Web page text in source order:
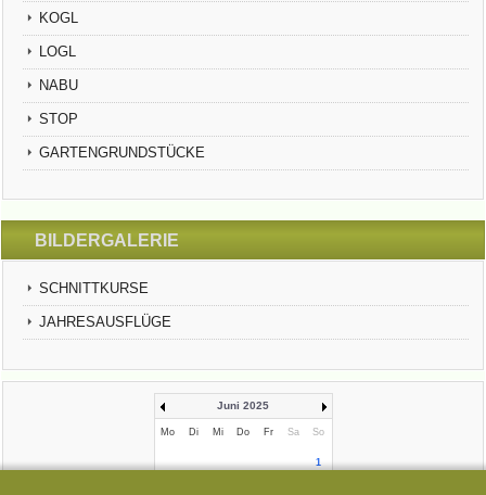
KOGL
LOGL
NABU
STOP
GARTENGRUNDSTÜCKE
BILDERGALERIE
SCHNITTKURSE
JAHRESAUSFLÜGE
Juni 2025
Mo Di Mi Do Fr Sa So
1